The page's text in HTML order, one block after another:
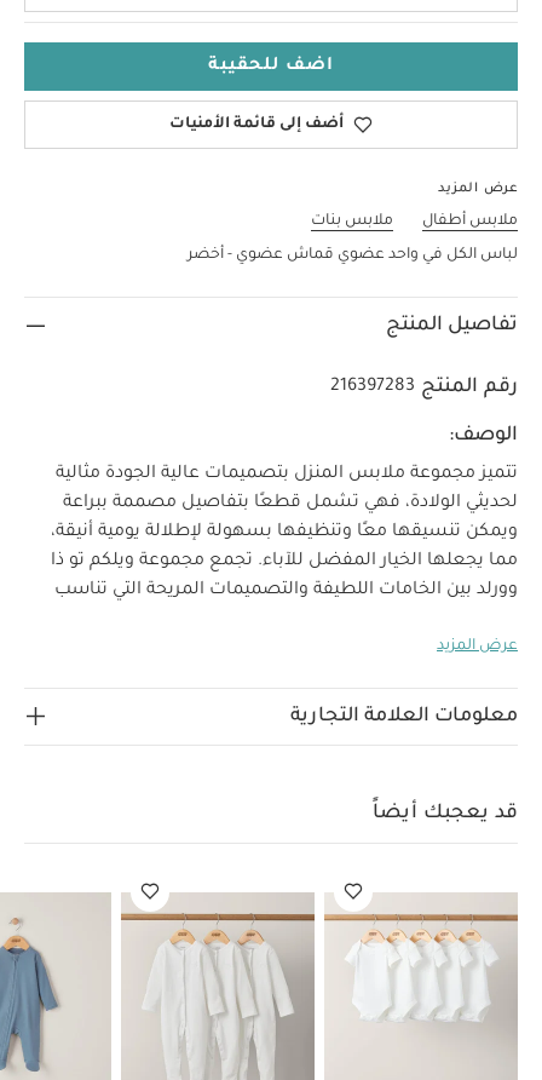
اضف للحقيبة
أضف إلى قائمة الأمنيات
عرض المزيد
ملابس أطفال
ملابس بنات
لباس الكل في واحد عضوي قماش عضوي - أخضر
تفاصيل المنتج
رقم المنتج 216397283
الوصف:
تتميز مجموعة ملابس المنزل بتصميمات عالية الجودة مثالية
لحديثي الولادة، فهي تشمل قطعًا بتفاصيل مصممة ببراعة
ويمكن تنسيقها معًا وتنظيفها بسهولة لإطلالة يومية أنيقة،
مما يجعلها الخيار المفضل للآباء. تجمع مجموعة ويلكم تو ذا
وورلد بين الخامات اللطيفة والتصميمات المريحة التي تناسب
كلاسيكية مفعمة بالأناقة والنعومة مع هذا اللباس الكل في
بلون أخضر عصري وسحّاب للإغلاق لسهولة الارتداء
بتصميم كلاسيكي وملمس مريح
طقم الكل في واحد: 95‏%‏ قطن، 5‏%‏ إيلاستان
غسل على درجة حرارة 40 درجة مئوية
ممنوع استخدام
المبيضات
تجفيف على درجة حرارة منخفضة
كيّ على درجة
حرارة منخفضة
ممنوع التنظيف الجاف
تغسل الألوان
الداكنة على حدة
الغسيل والكي على الجانب الآخر
قد يعجبك
أيضاً:
طقم ألبسة قطعة واحدة بأكمام قصيرة قماش عضوي بلون أبيض
طقم بيجاما قطعة واحدة عضوية بلون أبيض - 3 قطع
لباس الكل في واحد بسحّاب مائل
عرض المزيد
معلومات العلامة التجارية
قد يعجبك أيضاً